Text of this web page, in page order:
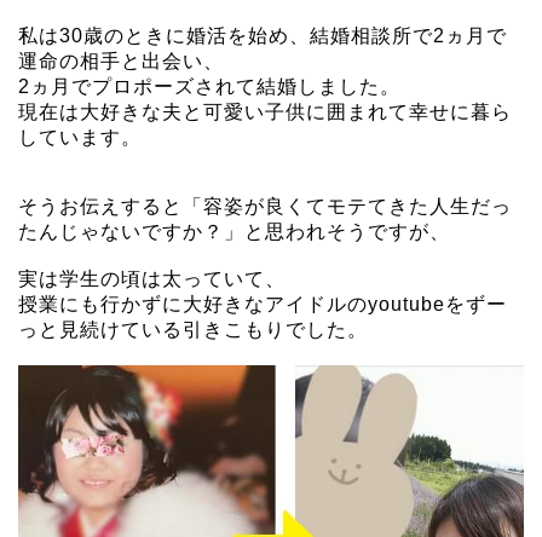
私は30歳のときに婚活を始め、結婚相談所で2ヵ月で
運命の相手と出会い、
2ヵ月でプロポーズされて結婚しました。
現在は大好きな夫と可愛い子供に囲まれて幸せに暮ら
しています。
そうお伝えすると「容姿が良くてモテてきた人生だっ
たんじゃないですか？」と思われそうですが、
実は学生の頃は太っていて、
授業にも行かずに大好きなアイドルのyoutubeをずー
っと見続けている引きこもりでした。